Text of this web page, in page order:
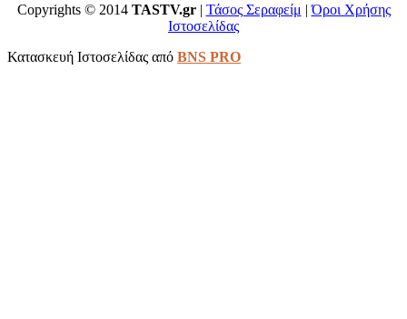
Copyrights © 2014 TASTV.gr| Τάσος Σεραφείμ |Όροι Χρήσης
Ιστοσελίδας
Κατασκευή Ιστοσελίδας από BNS PRO